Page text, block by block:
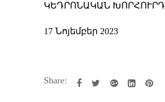
ԿԵԴՐՈՆԱԿԱՆ ԽՈՐՀՈՒՐԴ
17 Նոյեմբեր 2023
Share: